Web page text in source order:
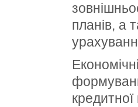
планів, а